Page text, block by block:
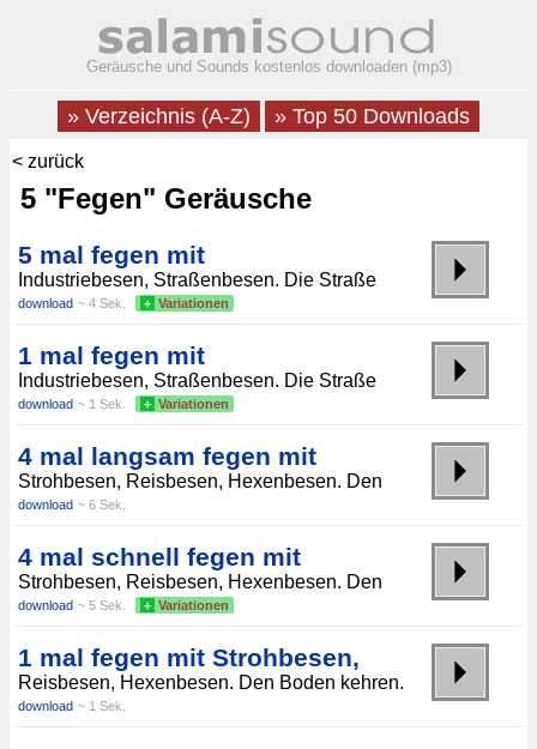
Geräusche und Sounds kostenlos downloaden (mp3)
» Verzeichnis (A-Z) » Top 50 Downloads
< zurück
5 "Fegen" Geräusche
5 mal fegen mit
Industriebesen, Straßenbesen. Die Straße
download ~ 4 Sek. + Variationen
1 mal fegen mit
Industriebesen, Straßenbesen. Die Straße
download ~ 1 Sek. + Variationen
4 mal langsam fegen mit
Strohbesen, Reisbesen, Hexenbesen. Den
download ~ 6 Sek.
4 mal schnell fegen mit
Strohbesen, Reisbesen, Hexenbesen. Den
download ~ 5 Sek. + Variationen
1 mal fegen mit Strohbesen,
Reisbesen, Hexenbesen. Den Boden kehren.
download ~ 1 Sek.